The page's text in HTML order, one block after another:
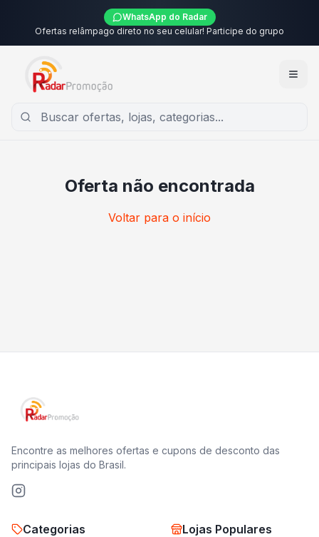
WhatsApp do Radar
Ofertas relâmpago direto no seu celular! Participe do grupo
Oferta não encontrada
Voltar para o início
Encontre as melhores ofertas e cupons de desconto das
principais lojas do Brasil.
Categorias Lojas Populares